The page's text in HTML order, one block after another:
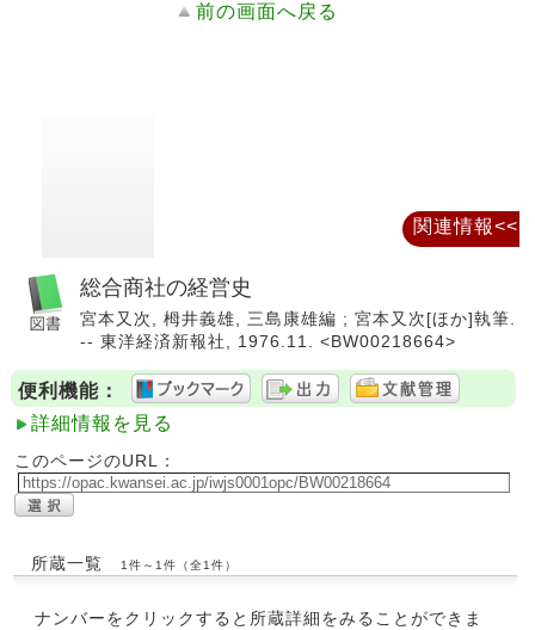
前の画面へ戻る
総合商社の経営史
宮本又次, 栂井義雄, 三島康雄編 ; 宮本又次[ほか]執筆.
-- 東洋経済新報社, 1976.11. <BW00218664>
便利機能：
詳細情報を見る
このページのURL：
所蔵一覧 1件～1件（全1件）
ナンバーをクリックすると所蔵詳細をみることができま
関連情報<<